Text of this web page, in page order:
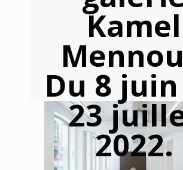
Kamel
Du 8
23
2022.
En continuant, vous acceptez de
votre adresse email pour l’envoi de la
aucun cas elle ne sera transmise à un tiers.